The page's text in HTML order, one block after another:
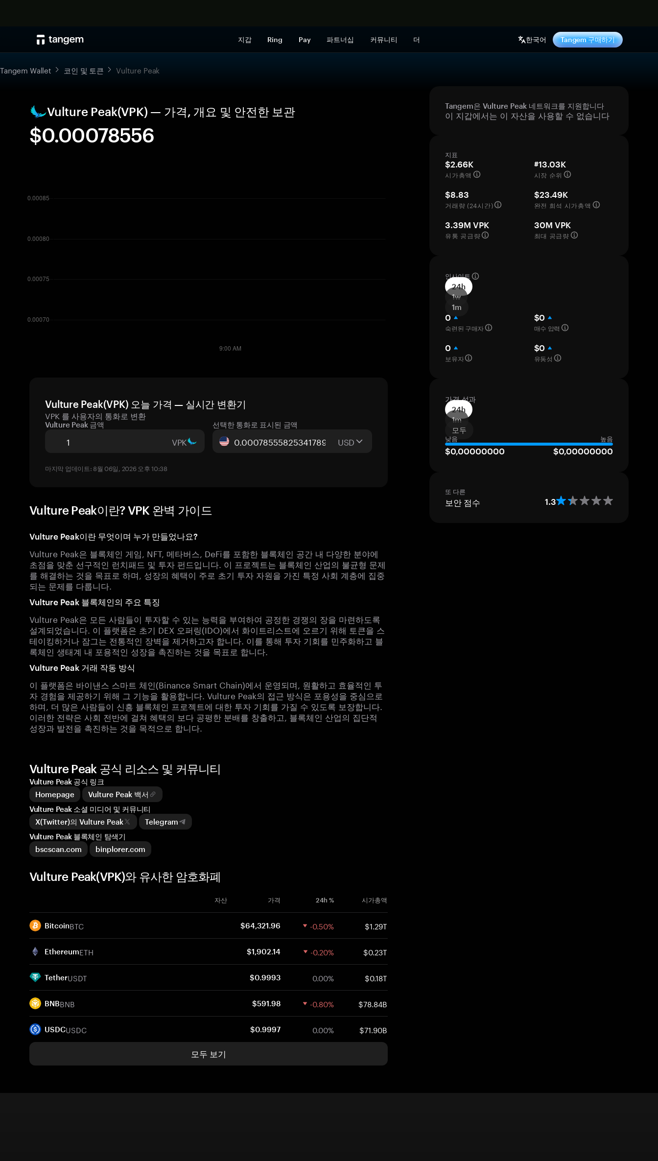
지갑 Ring Pay 파트너십 커뮤니티 더 한국어 Tangem 구매하기
Tangem Wallet 코인 및 토큰 Vulture Peak
Vulture Peak(VPK) — 가격, 개요 및 안전한 보관
$0.00078556
Vulture Peak(VPK) 오늘 가격 — 실시간 변환기
VPK 를 사용자의 통화로 변환
Vulture Peak 금액
VPK
선택한 통화로 표시된 금액
USD
마지막 업데이트: 8월 06일, 2026 오후 10:38
Vulture Peak이란? VPK 완벽 가이드
Vulture Peak이란 무엇이며 누가 만들었나요?
Vulture Peak은 블록체인 게임, NFT, 메타버스, DeFi를 포함한 블록체인 공간 내 다양한 분야에
초점을 맞춘 선구적인 런치패드 및 투자 펀드입니다. 이 프로젝트는 블록체인 산업의 불균형 문제
를 해결하는 것을 목표로 하며, 성장의 혜택이 주로 초기 투자 자원을 가진 특정 사회 계층에 집중
되는 문제를 다룹니다.
Vulture Peak 블록체인의 주요 특징
Vulture Peak은 모든 사람들이 투자할 수 있는 능력을 부여하여 공정한 경쟁의 장을 마련하도록
설계되었습니다. 이 플랫폼은 초기 DEX 오퍼링(IDO)에서 화이트리스트에 오르기 위해 토큰을 스
테이킹하거나 잠그는 전통적인 장벽을 제거하고자 합니다. 이를 통해 투자 기회를 민주화하고 블
록체인 생태계 내 포용적인 성장을 촉진하는 것을 목표로 합니다.
Vulture Peak 거래 작동 방식
이 플랫폼은 바이낸스 스마트 체인(Binance Smart Chain)에서 운영되며, 원활하고 효율적인 투
자 경험을 제공하기 위해 그 기능을 활용합니다. Vulture Peak의 접근 방식은 포용성을 중심으로
하며, 더 많은 사람들이 신흥 블록체인 프로젝트에 대한 투자 기회를 가질 수 있도록 보장합니다.
이러한 전략은 사회 전반에 걸쳐 혜택의 보다 공평한 분배를 창출하고, 블록체인 산업의 집단적
성장과 발전을 촉진하는 것을 목적으로 합니다.
Tangem은 Vulture Peak 네트워크를 지원합니다
이 지갑에서는 이 자산을 사용할 수 없습니다
지표
$2.66K
시가총액
#13.03K
시장 순위
$8.83
거래량 (24시간)
$23.49K
완전 희석 시가총액
3.39M VPK
유통 공급량
30M VPK
최대 공급량
인사이트
24h
1w
1m
0
숙련된 구매자
$0
매수 압력
0
보유자
$0
유동성
가격 성과
24h
1m
모두
낮음 높음
$0,00000000 $0,00000000
또 다른
보안 점수 1.3
Vulture Peak 공식 리소스 및 커뮤니티
Vulture Peak 공식 링크
Homepage
Vulture Peak 백서
Vulture Peak 소셜 미디어 및 커뮤니티
X(Twitter)의 Vulture Peak
Telegram
Vulture Peak 블록체인 탐색기
bscscan.com
binplorer.com
Vulture Peak(VPK)와 유사한 암호화폐
자산 가격 24h % 시가총액
BitcoinBTC $64,321.96 -0.50% $1.29T
EthereumETH $1,902.14 -0.20% $0.23T
TetherUSDT $0.9993 0.00% $0.18T
BNBBNB $591.98 -0.80% $78.84B
USDCUSDC $0.9997 0.00% $71.90B
모두 보기